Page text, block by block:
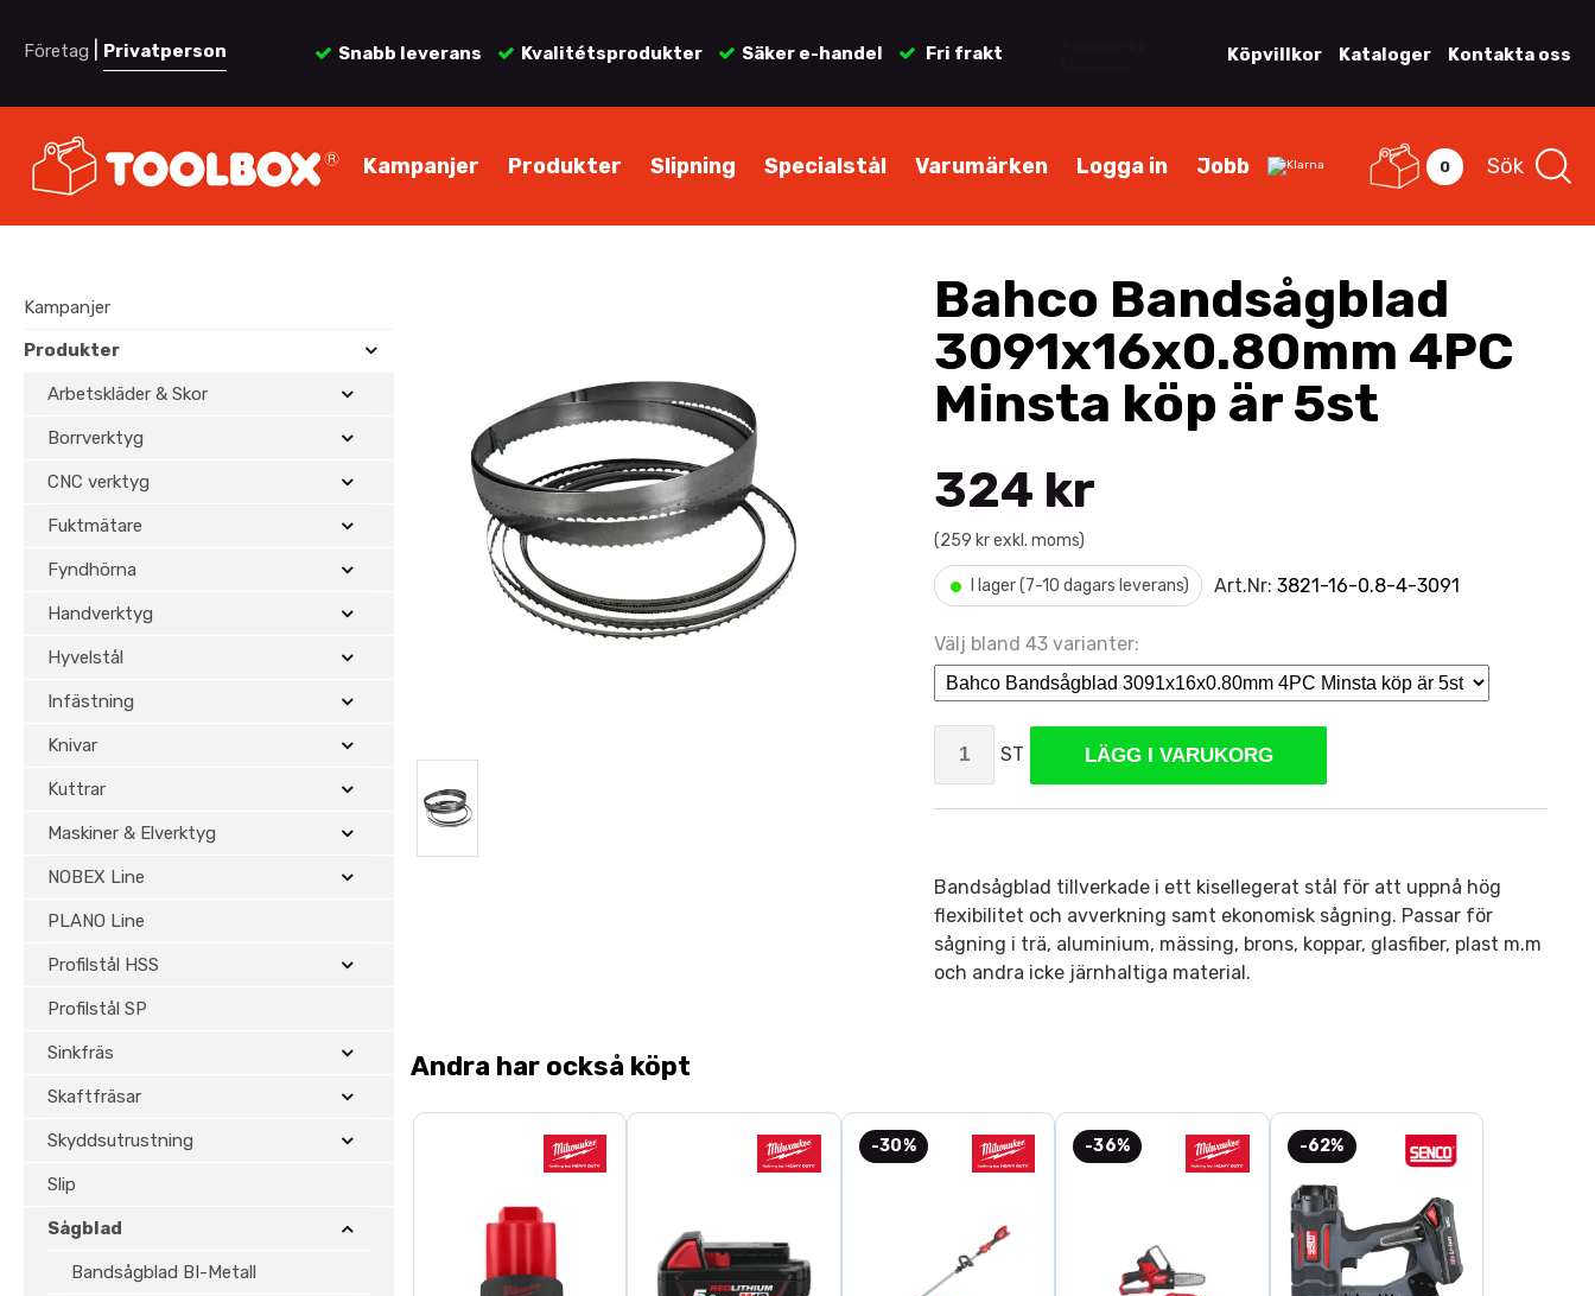
Företag Privatperson Snabb leverans Kvalitétsprodukter Säker e-handel Fri frakt Köpvillkor Kataloger Kontakta oss
Kampanjer Produkter Slipning Specialstål Varumärken Logga in Jobb 0 Sök
Kampanjer
Produkter
Arbetskläder & Skor
Borrverktyg
CNC verktyg
Fuktmätare
Fyndhörna
Handverktyg
Hyvelstål
Infästning
Knivar
Kuttrar
Maskiner & Elverktyg
NOBEX Line
PLANO Line
Profilstål HSS
Profilstål SP
Sinkfräs
Skaftfräsar
Skyddsutrustning
Slip
Sågblad
Bandsågblad BI-Metall
Bahco Bandsågblad
3091x16x0.80mm 4PC
Minsta köp är 5st
324 kr
(259 kr exkl. moms)
• I lager (7-10 dagars leverans) Art.Nr: 3821-16-0.8-4-3091
Välj bland 43 varianter:
ST LÄGG I VARUKORG
Bandsågblad tillverkade i ett kisellegerat stål för att uppnå hög
flexibilitet och avverkning samt ekonomisk sågning. Passar för
sågning i trä, aluminium, mässing, brons, koppar, glasfiber, plast m.m
och andra icke järnhaltiga material.
Andra har också köpt
-30% -36% -62%